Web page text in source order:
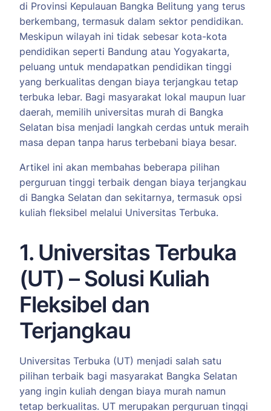
di Provinsi Kepulauan Bangka Belitung yang terus
berkembang, termasuk dalam sektor pendidikan.
Meskipun wilayah ini tidak sebesar kota-kota
pendidikan seperti Bandung atau Yogyakarta,
peluang untuk mendapatkan pendidikan tinggi
yang berkualitas dengan biaya terjangkau tetap
terbuka lebar. Bagi masyarakat lokal maupun luar
daerah, memilih universitas murah di Bangka
Selatan bisa menjadi langkah cerdas untuk meraih
masa depan tanpa harus terbebani biaya besar.
Artikel ini akan membahas beberapa pilihan
perguruan tinggi terbaik dengan biaya terjangkau
di Bangka Selatan dan sekitarnya, termasuk opsi
kuliah fleksibel melalui Universitas Terbuka.
1. Universitas Terbuka
(UT) – Solusi Kuliah
Fleksibel dan
Terjangkau
Universitas Terbuka (UT) menjadi salah satu
pilihan terbaik bagi masyarakat Bangka Selatan
yang ingin kuliah dengan biaya murah namun
tetap berkualitas. UT merupakan perguruan tinggi